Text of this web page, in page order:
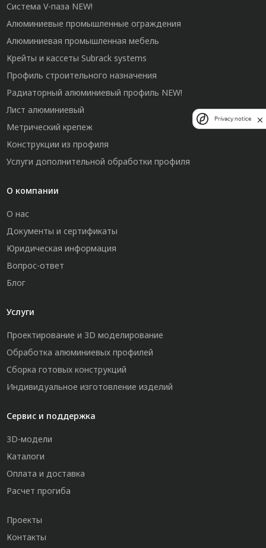
Система V-паза NEW!
Алюминиевые промышленные ограждения
Алюминиевая промышленная мебель
Крейты и кассеты Subrack systems
Профиль строительного назначения
Радиаторный алюминиевый профиль NEW!
Лист алюминиевый
Метрический крепеж
Конструкции из профиля
Услуги дополнительной обработки профиля
О компании
О нас
Документы и сертификаты
Юридическая информация
Вопрос-ответ
Блог
Услуги
Проектирование и 3D моделирование
Обработка алюминиевых профилей
Сборка готовых конструкций
Индивидуальное изготовление изделий
Сервис и поддержка
3D-модели
Каталоги
Оплата и доставка
Расчет прогиба
Проекты
Контакты
Privacy notice